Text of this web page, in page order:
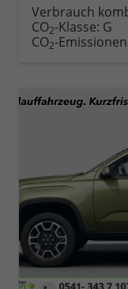
Verbrauch
CO2-Klasse: G
CO2-